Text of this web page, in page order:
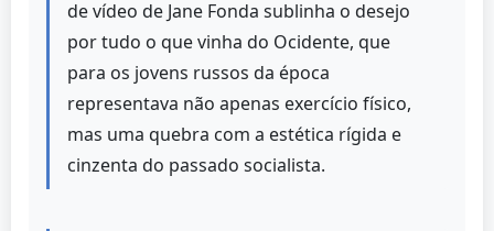
de vídeo de Jane Fonda sublinha o desejo
por tudo o que vinha do Ocidente, que
para os jovens russos da época
representava não apenas exercício físico,
mas uma quebra com a estética rígida e
cinzenta do passado socialista.